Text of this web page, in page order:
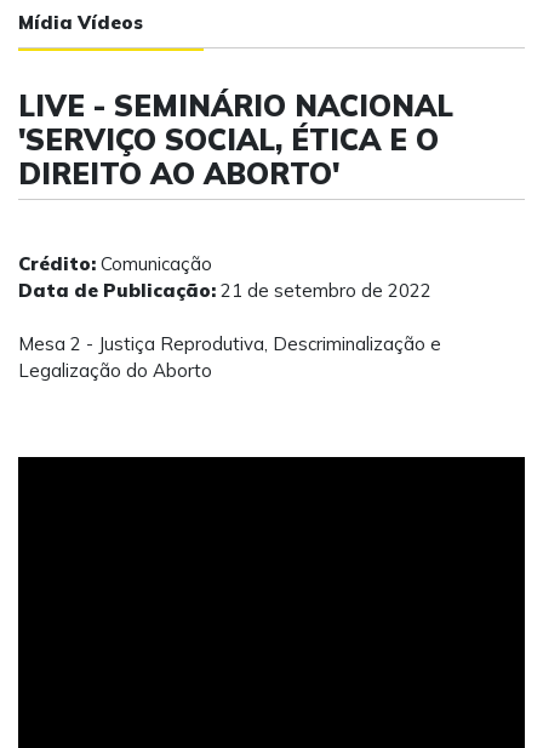
Mídia Vídeos
LIVE - SEMINÁRIO NACIONAL
'SERVIÇO SOCIAL, ÉTICA E O
DIREITO AO ABORTO'
Crédito: Comunicação
Data de Publicação: 21 de setembro de 2022
Mesa 2 - Justiça Reprodutiva, Descriminalização e
Legalização do Aborto